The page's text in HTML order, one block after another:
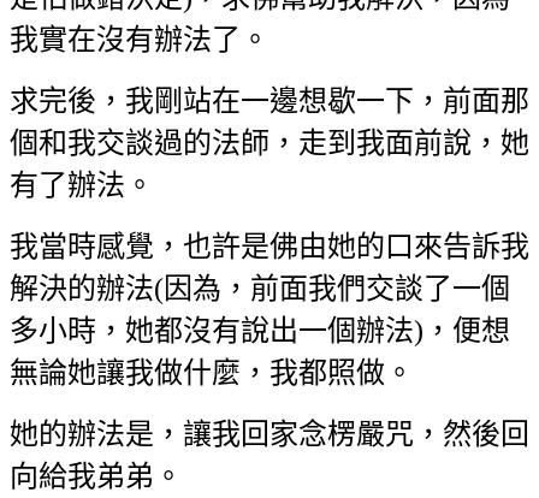
我實在沒有辦法了。
求完後，我剛站在一邊想歇一下，前面那
個和我交談過的法師，走到我面前說，她
有了辦法。
我當時感覺，也許是佛由她的口來告訴我
解決的辦法(因為，前面我們交談了一個
多小時，她都沒有說出一個辦法)，便想
無論她讓我做什麼，我都照做。
她的辦法是，讓我回家念楞嚴咒，然後回
向給我弟弟。